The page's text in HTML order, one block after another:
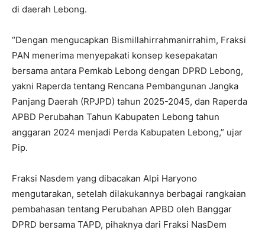
di daerah Lebong.
“Dengan mengucapkan Bismillahirrahmanirrahim, Fraksi
PAN menerima menyepakati konsep kesepakatan
bersama antara Pemkab Lebong dengan DPRD Lebong,
yakni Raperda tentang Rencana Pembangunan Jangka
Panjang Daerah (RPJPD) tahun 2025-2045, dan Raperda
APBD Perubahan Tahun Kabupaten Lebong tahun
anggaran 2024 menjadi Perda Kabupaten Lebong,” ujar
Pip.
Fraksi Nasdem yang dibacakan Alpi Haryono
mengutarakan, setelah dilakukannya berbagai rangkaian
pembahasan tentang Perubahan APBD oleh Banggar
DPRD bersama TAPD, pihaknya dari Fraksi NasDem